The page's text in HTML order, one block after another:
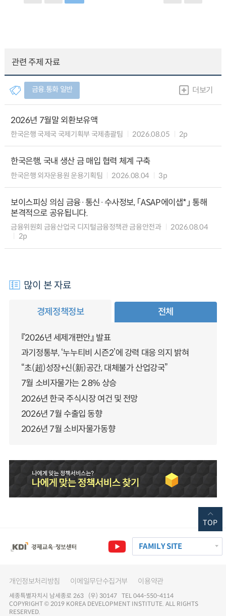
관련 주제 자료
금융.통화 일반 더보기
2026년 7월말 외환보유액
한국은행 국제국 국제기획부 국제총괄팀 2026.08.05 2p
한국은행, 국내 생산 금 매입 협력 체계 구축
한국은행 외자운용원 운용기획팀 2026.08.04 3p
보이스피싱 의심 금융·통신·수사정보, 「ASAP에이샙*」 통해
본격적으로 공유됩니다.
금융위원회 금융산업국 디지털금융정책관 금융안전과
2026.08.04
2p
많이 본 자료
경제정책정보 전체
『2026년 세제개편안』 발표
과기정통부, ‘누누티비 시즌2’에 강력 대응 의지 밝혀
“초(超)성장+신(新)공간, 대체불가 산업강국”
7월 소비자물가는 2.8% 상승
2026년 한국 주식시장 여건 및 전망
2026년 7월 수출입 동향
2026년 7월 소비자물가동향
FAMILY SITE
개인정보처리방침 이메일무단수집거부 이용약관
세종특별자치시 남세종로 263 (우) 30147 TEL 044-550-4114
COPYRIGHT © 2019 KOREA DEVELOPMENT INSTITUTE. ALL RIGHTS
RESERVED.
TOP